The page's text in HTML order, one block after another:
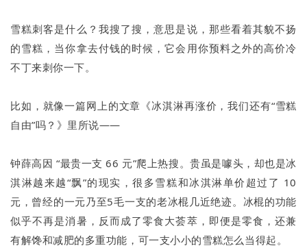
雪糕刺客是什么？我搜了搜，意思是说，那些看着其貌不扬
的雪糕，当你拿去付钱的时候，它会用你预料之外的高价冷
不丁来刺你一下。
比如，就像一篇网上的文章《冰淇淋再涨价，我们还有“雪糕
自由”吗？》里所说——
钟薛高因 “最贵一支 66 元”爬上热搜。贵虽是噱头，却也是冰
淇淋越来越“飘”的现实，很多雪糕和冰淇淋单价超过了 10
元，曾经的一元乃至5毛一支的老冰棍几近绝迹。冰棍的功能
似乎不再是消暑，反而成了零食大荟萃，即便是零食，还兼
有解馋和减肥的多重功能，可一支小小的雪糕怎么当得起。